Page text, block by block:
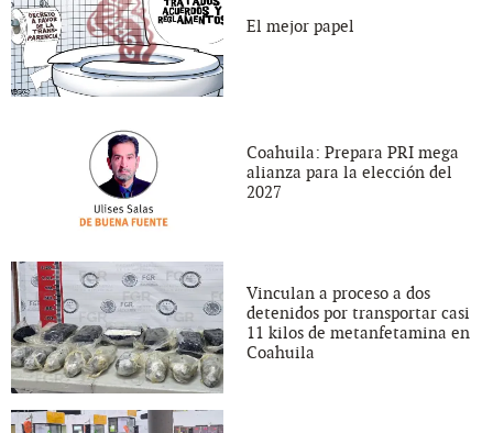
El mejor papel
Coahuila: Prepara PRI mega
alianza para la elección del
2027
Vinculan a proceso a dos
detenidos por transportar casi
11 kilos de metanfetamina en
Coahuila